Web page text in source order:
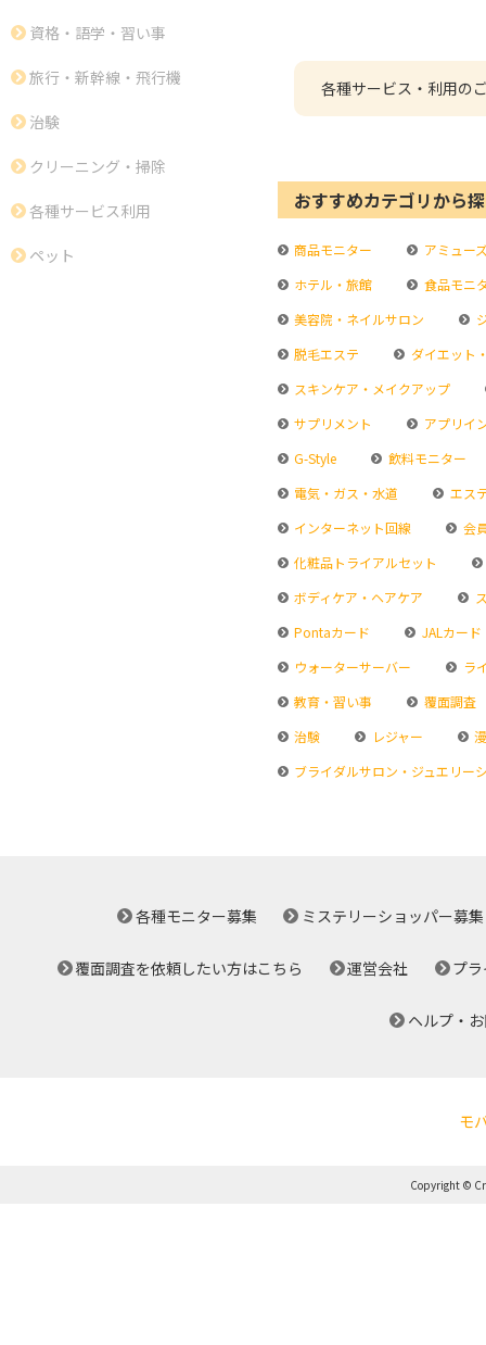
資格・語学・習い事
旅行・新幹線・飛行機
治験
クリーニング・掃除
各種サービス利用
ペット
各種サービス・利用の
おすすめカテゴリから
商品モニター
アミュー
ホテル・旅館
食品モニ
美容院・ネイルサロン
脱毛エステ
ダイエット
スキンケア・メイクアップ
サプリメント
アプリイ
G-Style
飲料モニター
電気・ガス・水道
エス
インターネット回線
会
化粧品トライアルセット
ボディケア・ヘアケア
Pontaカード
JALカード
ウォーターサーバー
ラ
教育・習い事
覆面調査
治験
レジャー
ブライダルサロン・ジュエリー
各種モニター募集 ミステリーショッパー募集
覆面調査を依頼したい方はこちら 運営会社 プ
ヘルプ・
モ
Copyright ©